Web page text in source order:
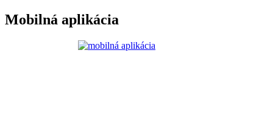
Mobilná aplikácia